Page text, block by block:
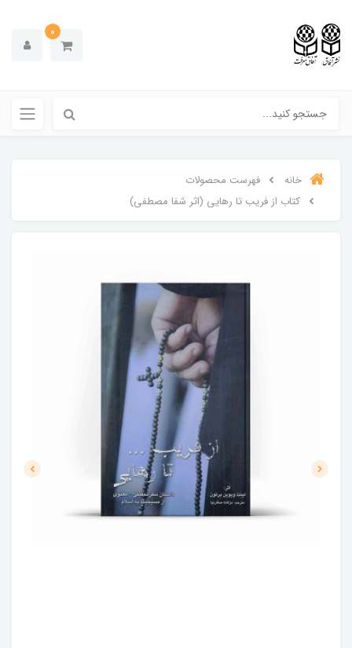
0
خانه
فهرست محصولات
کتاب از فریب تا رهایی (اثر شفا مصطفی)